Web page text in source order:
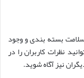
سلامت بسته بندی و وجود
نظرات کاربران را در
نیز آگاه شوید.